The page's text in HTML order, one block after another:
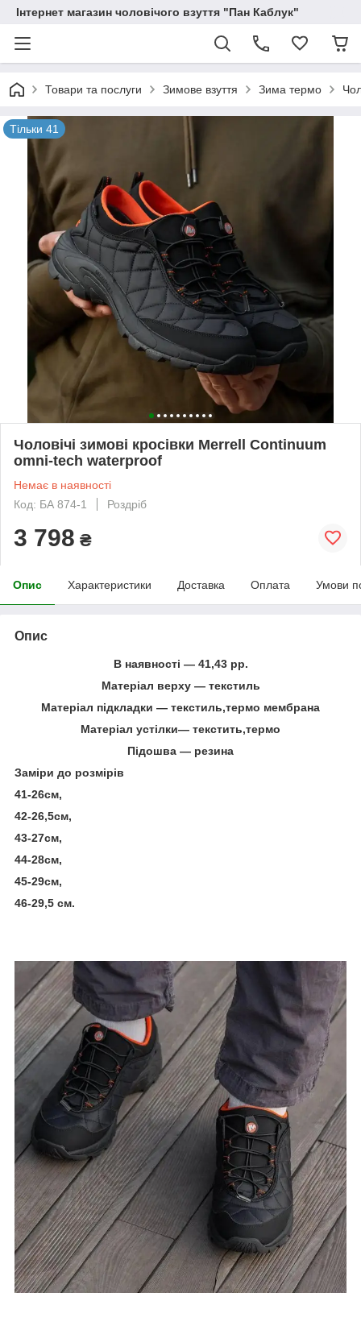
Інтернет магазин чоловічого взуття "Пан Каблук"
Товари та послуги Зимове взуття Зима термо
Тільки 41
Чоловічі зимові кросівки Merrell Continuum
omni-tech waterproof
Немає в наявності
Код: БА 874-1
Роздріб
3 798 ₴
Опис Характеристики Доставка Оплата Умови
Опис
В наявності ― 41,43 рр.
Матеріал верху ― текстиль
Матеріал підкладки ― текстиль,термо мембрана
Матеріал устілки― текстить,термо
Підошва ― резина
Заміри до розмірів
41-26см,
42-26,5см,
43-27см,
44-28см,
45-29см,
46-29,5 см.